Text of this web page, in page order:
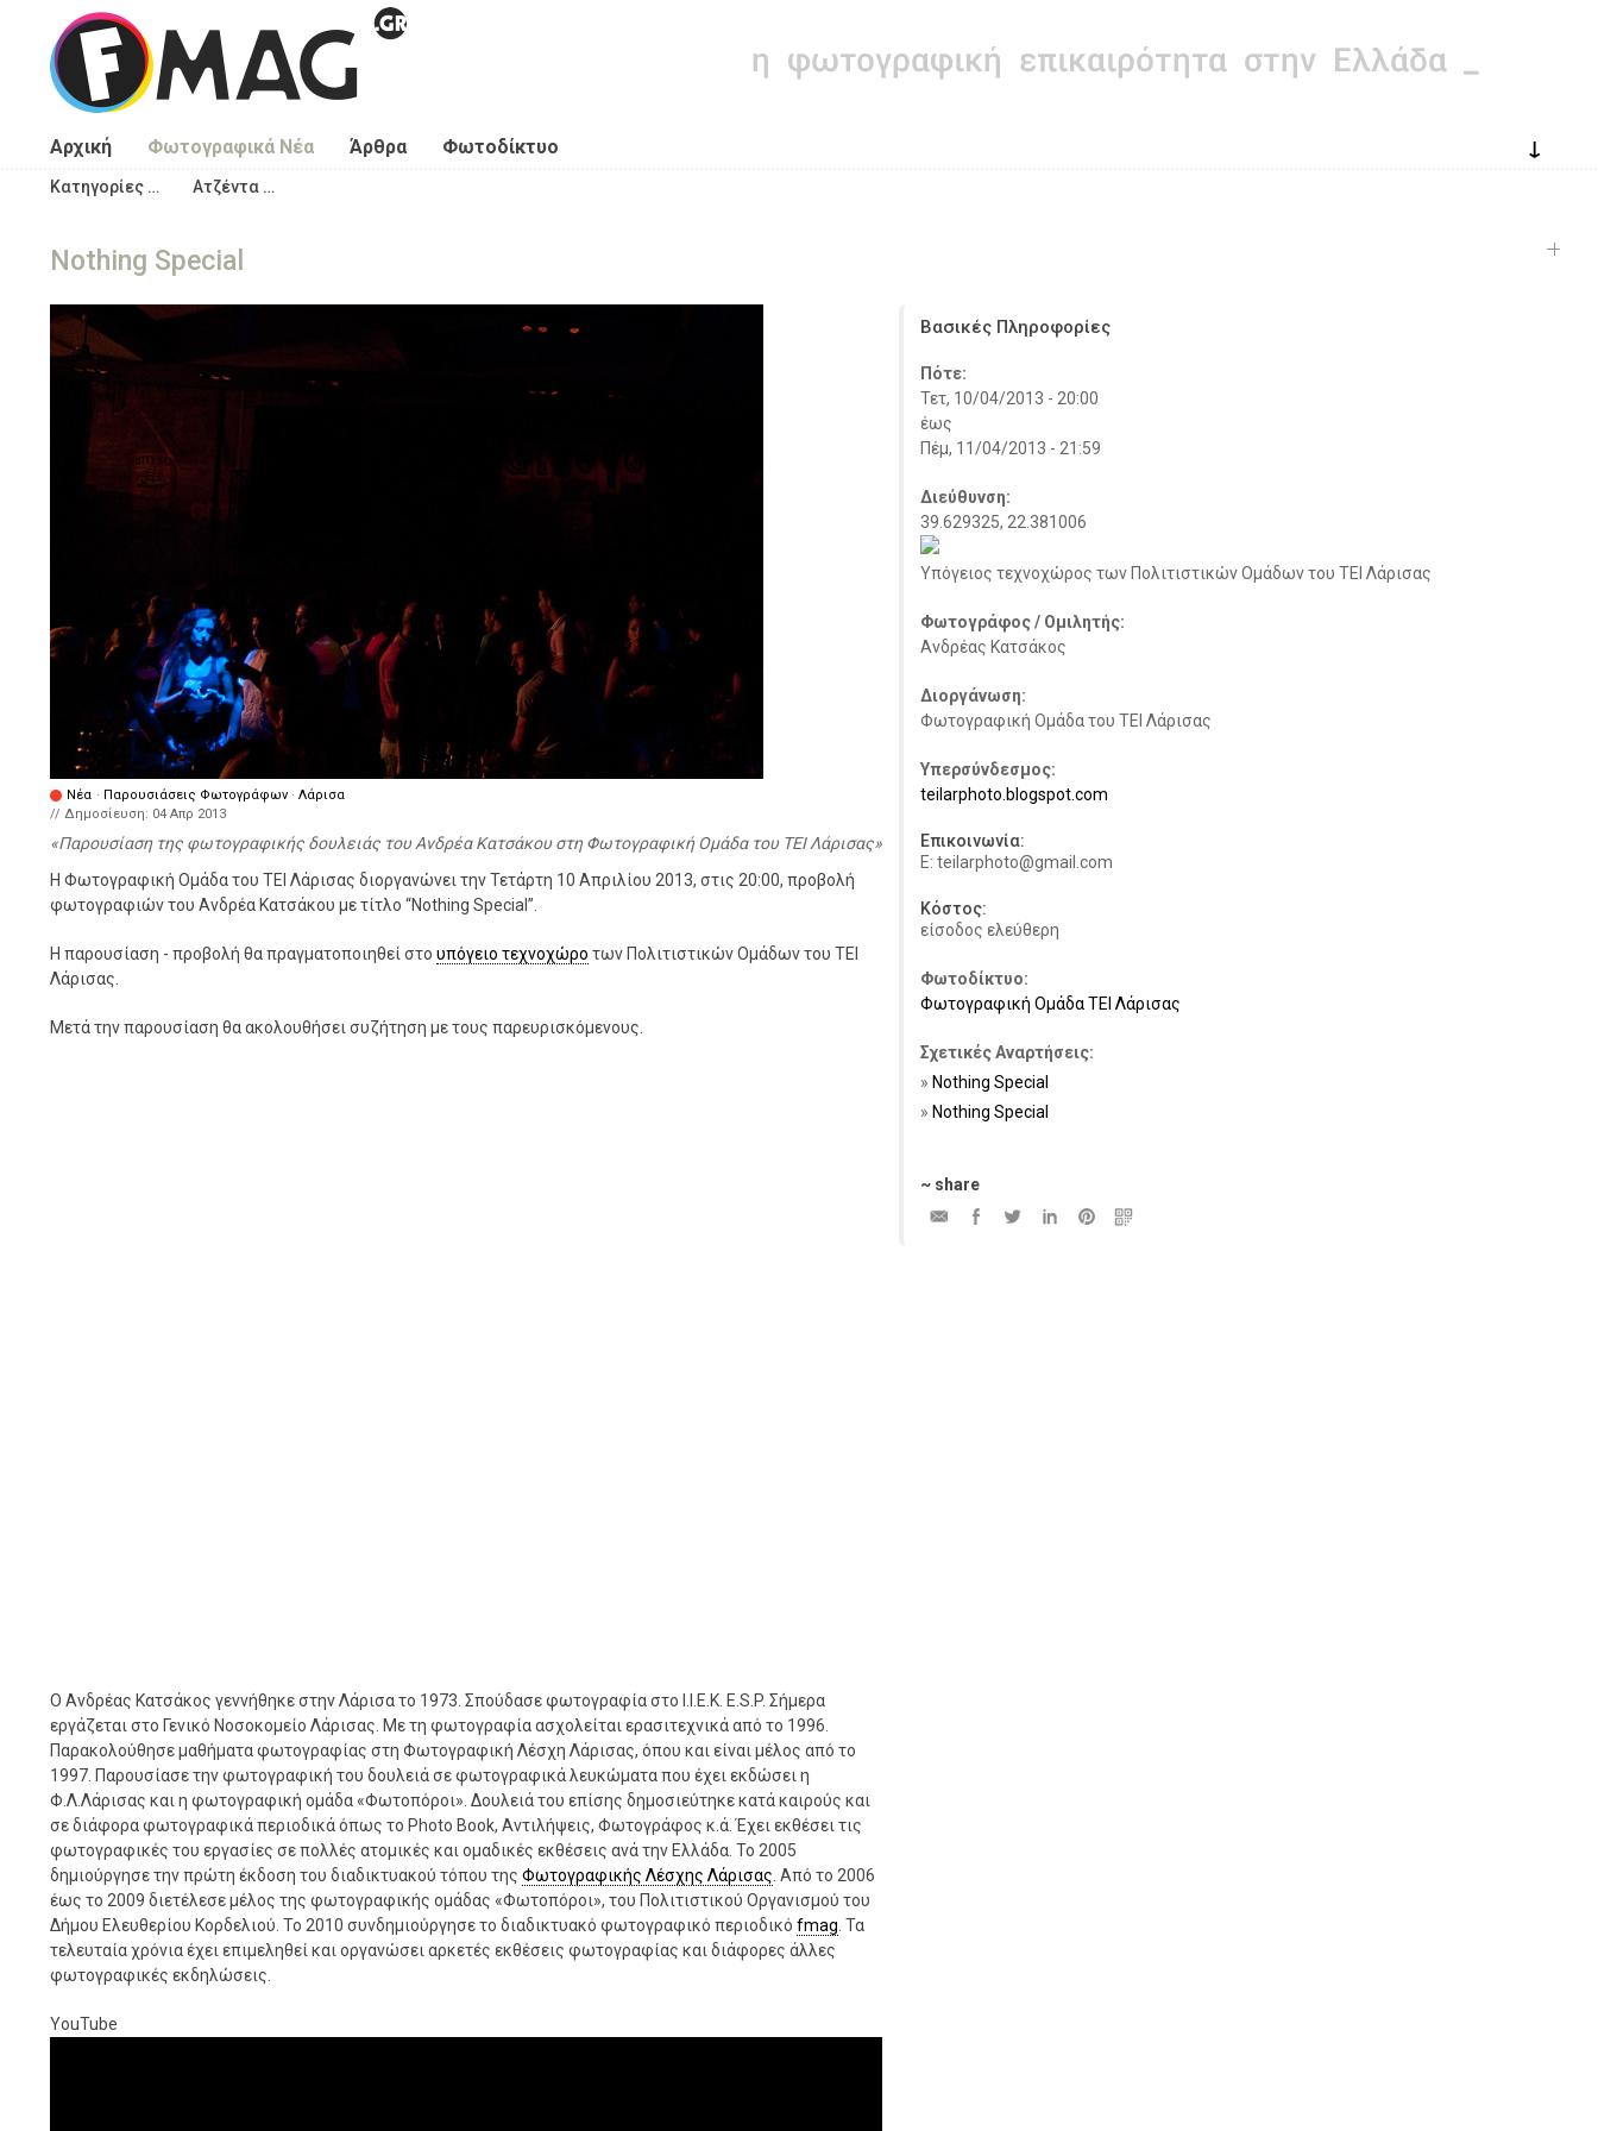
Παράκαμψη προς το κυρίως περιεχόμενο
Αρχική Φωτογραφικά Νέα Άρθρα Φωτοδίκτυο ↓
Κατηγορίες … Ατζέντα …
Nothing Special
Νέα · Παρουσιάσεις Φωτογράφων · Λάρισα
// Δημοσίευση: 04 Απρ 2013
Παρουσίαση της φωτογραφικής δουλειάς του Ανδρέα Κατσάκου στη Φωτογραφική Ομάδα του ΤΕΙ Λάρισας
Η Φωτογραφική Ομάδα του ΤΕΙ Λάρισας διοργανώνει την Τετάρτη 10 Απριλίου 2013, στις 20:00, προβολή
φωτογραφιών του Ανδρέα Κατσάκου με τίτλο “Nothing Special”.
Η παρουσίαση - προβολή θα πραγματοποιηθεί στο υπόγειο τεχνοχώρο των Πολιτιστικών Ομάδων του ΤΕΙ
Λάρισας.
Μετά την παρουσίαση θα ακολουθήσει συζήτηση με τους παρευρισκόμενους.
Ο Ανδρέας Κατσάκος γεννήθηκε στην Λάρισα το 1973. Σπούδασε φωτογραφία στο Ι.Ι.Ε.Κ. E.S.P. Σήμερα
εργάζεται στο Γενικό Νοσοκομείο Λάρισας. Με τη φωτογραφία ασχολείται ερασιτεχνικά από το 1996.
Παρακολούθησε μαθήματα φωτογραφίας στη Φωτογραφική Λέσχη Λάρισας, όπου και είναι μέλος από το
1997. Παρουσίασε την φωτογραφική του δουλειά σε φωτογραφικά λευκώματα που έχει εκδώσει η
Φ.Λ.Λάρισας και η φωτογραφική ομάδα «Φωτοπόροι». Δουλειά του επίσης δημοσιεύτηκε κατά καιρούς και
σε διάφορα φωτογραφικά περιοδικά όπως το Photo Book, Αντιλήψεις, Φωτογράφος κ.ά. Έχει εκθέσει τις
φωτογραφικές του εργασίες σε πολλές ατομικές και ομαδικές εκθέσεις ανά την Ελλάδα. Το 2005
δημιούργησε την πρώτη έκδοση του διαδικτυακού τόπου της Φωτογραφικής Λέσχης Λάρισας . Από το 2006
έως το 2009 διετέλεσε μέλος της φωτογραφικής ομάδας «Φωτοπόροι», του Πολιτιστικού Οργανισμού του
Δήμου Ελευθερίου Κορδελιού. Το 2010 συνδημιούργησε το διαδικτυακό φωτογραφικό περιοδικό fmag . Τα
τελευταία χρόνια έχει επιμεληθεί και οργανώσει αρκετές εκθέσεις φωτογραφίας και διάφορες άλλες
φωτογραφικές εκδηλώσεις.
YouTube
Βασικές Πληροφορίες
Πότε:
Τετ, 10/04/2013 - 20:00
έως
Πέμ, 11/04/2013 - 21:59
Διεύθυνση:
39.629325, 22.381006
Υπόγειος τεχνοχώρος των Πολιτιστικών Ομάδων του ΤΕΙ Λάρισας
Φωτογράφος / Ομιλητής:
Ανδρέας Κατσάκος
Διοργάνωση:
Φωτογραφική Ομάδα του ΤΕΙ Λάρισας
Υπερσύνδεσμος:
teilarphoto.blogspot.com
Επικοινωνία:
E: teilarphoto@gmail.com
Κόστος:
είσοδος ελεύθερη
Φωτοδίκτυο:
Φωτογραφική Ομάδα ΤΕΙ Λάρισας
Σχετικές Αναρτήσεις:
Nothing Special
Nothing Special
~ share